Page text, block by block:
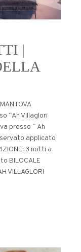
|
“Ah Villaglori
presso “ Ah
applicato
3 notti a
BILOCALE
VILLAGLORI